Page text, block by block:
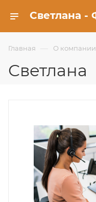
Главная — О компании
Светлана